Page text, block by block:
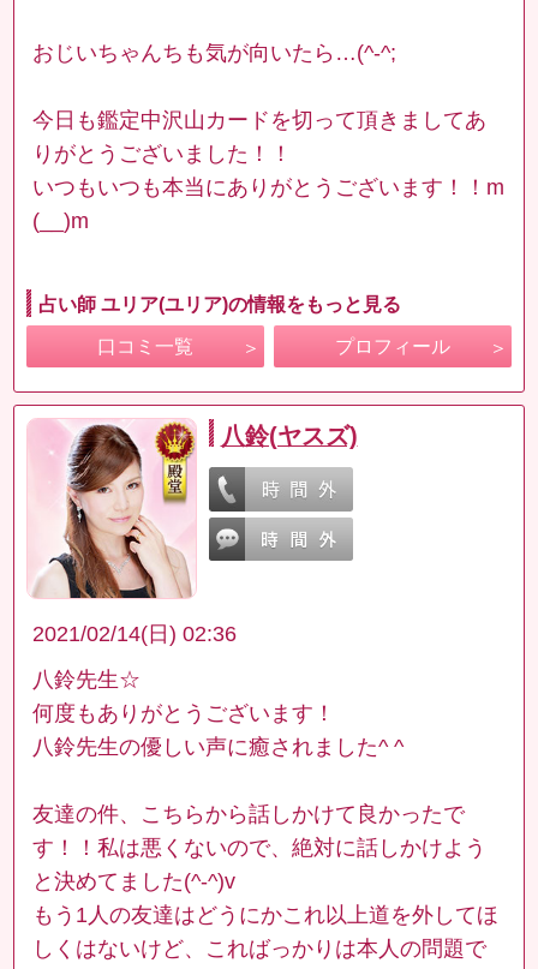
おじいちゃんちも気が向いたら…(^-^;
今日も鑑定中沢山カードを切って頂きましてあ
りがとうございました！！
いつもいつも本当にありがとうございます！！m
(__)m
占い師 ユリア(ユリア)の情報をもっと見る
口コミ一覧 プロフィール
八鈴(ヤスズ)
2021/02/14(日) 02:36
八鈴先生☆
何度もありがとうございます！
八鈴先生の優しい声に癒されました^ ^
友達の件、こちらから話しかけて良かったで
す！！私は悪くないので、絶対に話しかけよう
と決めてました(^-^)v
もう1人の友達はどうにかこれ以上道を外してほ
しくはないけど、こればっかりは本人の問題で